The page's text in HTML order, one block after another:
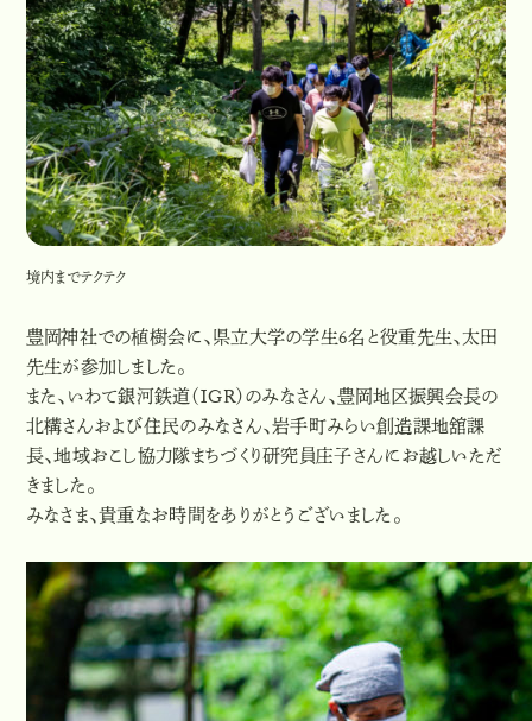
境内までテクテク
豊岡神社での植樹会に、県立大学の学生6名と役重先生、太田
先生が参加しました。
また、いわて銀河鉄道（IGR）のみなさん、豊岡地区振興会長の
北構さんおよび住民のみなさん、岩手町みらい創造課地舘課
長、地域おこし協力隊まちづくり研究員庄子さんにお越しいただ
きました。
みなさま、貴重なお時間をありがとうございました。